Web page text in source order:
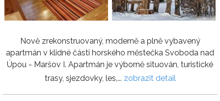
Nově zrekonstruovaný, moderně a plně vybavený
apartmán v klidné části horského městečka Svoboda nad
Úpou - Maršov I. Apartmán je výborně situován, turistické
trasy, sjezdovky, les,... zobrazit detail